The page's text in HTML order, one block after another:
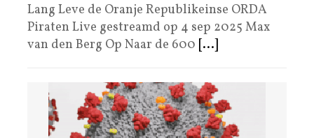
Lang Leve de Oranje Republikeinse ORDA
Piraten Live gestreamd op 4 sep 2025 Max
van den Berg Op Naar de 600 [...]